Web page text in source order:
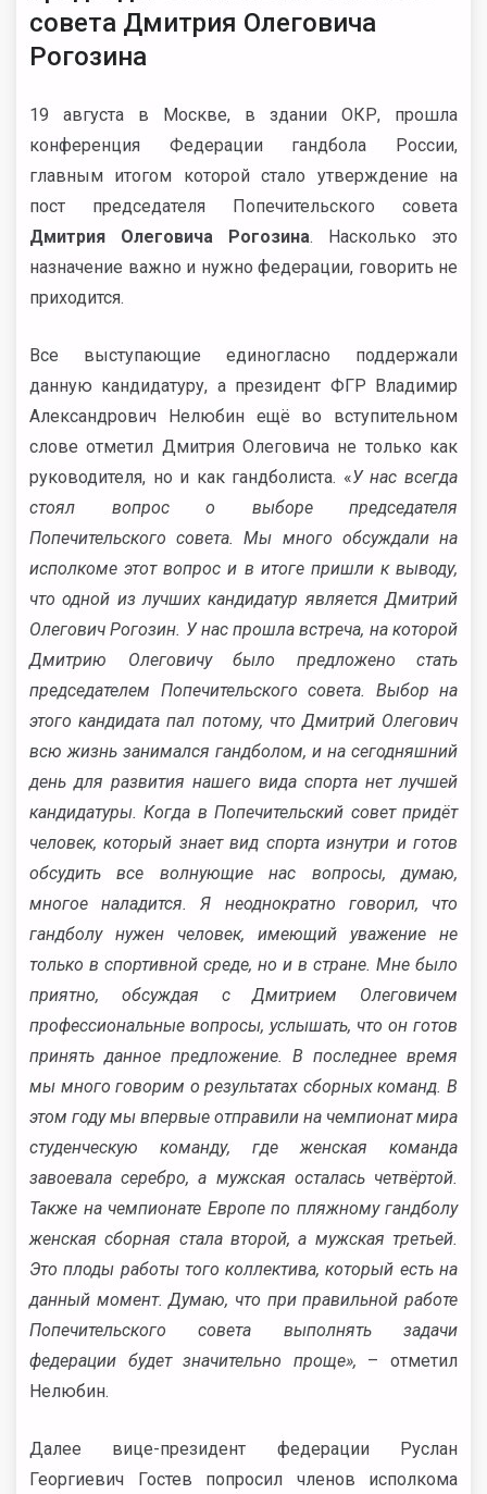
совета Дмитрия Олеговича
Рогозина
19 августа в Москве, в здании ОКР, прошла
конференция Федерации гандбола России,
главным итогом которой стало утверждение на
пост председателя Попечительского совета
Дмитрия Олеговича Рогозина. Насколько это
назначение важно и нужно федерации, говорить не
приходится.
Все выступающие единогласно поддержали
данную кандидатуру, а президент ФГР Владимир
Александрович Нелюбин ещё во вступительном
слове отметил Дмитрия Олеговича не только как
руководителя, но и как гандболиста. «У нас всегда
стоял вопрос о выборе председателя
Попечительского совета. Мы много обсуждали на
исполкоме этот вопрос и в итоге пришли к выводу,
что одной из лучших кандидатур является Дмитрий
Олегович Рогозин. У нас прошла встреча, на которой
Дмитрию Олеговичу было предложено стать
председателем Попечительского совета. Выбор на
этого кандидата пал потому, что Дмитрий Олегович
всю жизнь занимался гандболом, и на сегодняшний
день для развития нашего вида спорта нет лучшей
кандидатуры. Когда в Попечительский совет придёт
человек, который знает вид спорта изнутри и готов
обсудить все волнующие нас вопросы, думаю,
многое наладится. Я неоднократно говорил, что
гандболу нужен человек, имеющий уважение не
только в спортивной среде, но и в стране. Мне было
приятно, обсуждая с Дмитрием Олеговичем
профессиональные вопросы, услышать, что он готов
принять данное предложение. В последнее время
мы много говорим о результатах сборных команд. В
этом году мы впервые отправили на чемпионат мира
студенческую команду, где женская команда
завоевала серебро, а мужская осталась четвёртой.
Также на чемпионате Европе по пляжному гандболу
женская сборная стала второй, а мужская третьей.
Это плоды работы того коллектива, который есть на
данный момент. Думаю, что при правильной работе
Попечительского совета выполнять задачи
федерации будет значительно проще», – отметил
Нелюбин.
Далее вице-президент федерации Руслан
Георгиевич Гостев попросил членов исполкома